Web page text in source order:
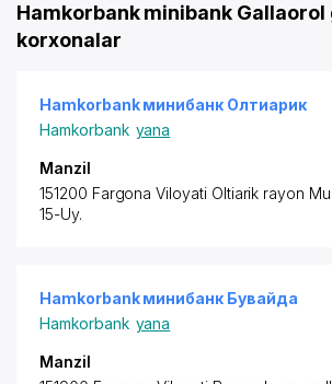
Hamkorbank minibank Gallaorol
korxonalar
Hamkorbank минибанк Олтиарик
Hamkorbank yana
Manzil
151200 Fargona Viloyati Oltiarik rayon
15-Uy.
Hamkorbank минибанк Бувайда
Hamkorbank yana
Manzil